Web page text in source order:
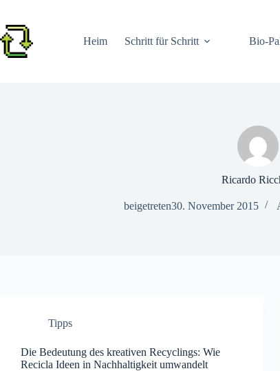
springen
Heim
Schritt für Schritt Bio-
Ricardo
beigetreten30. November 2015
Tipps
Die Bedeutung des kreativen Recyclings: Wie
Recicla Ideen in Nachhaltigkeit umwandelt